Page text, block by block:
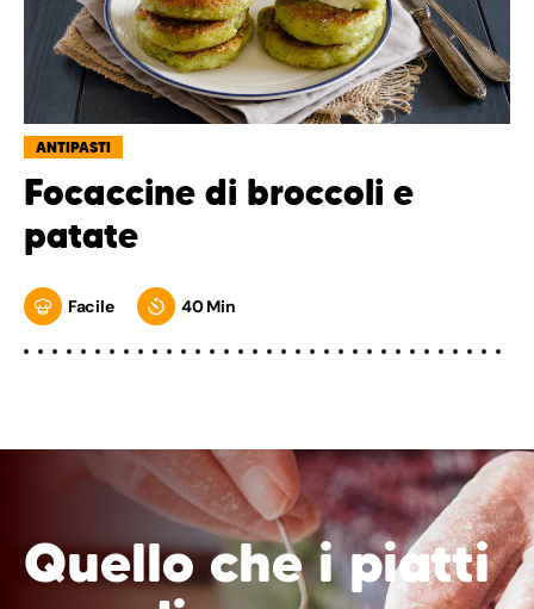
ANTIPASTI
Focaccine di broccoli e
patate
Facile 40 Min
Quello che i piatti